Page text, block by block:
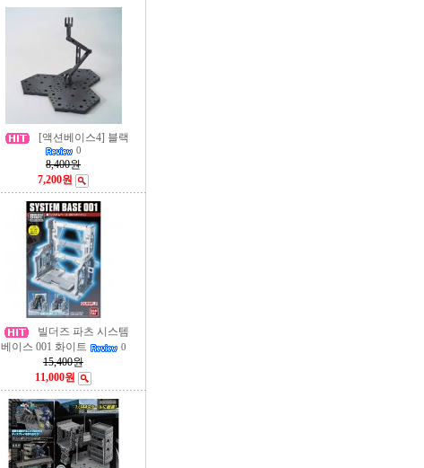
[액션베이스4] 블랙
0
8,400원
7,200원
빌더즈 파츠 시스템
베이스 001 화이트
0
15,400원
11,000원